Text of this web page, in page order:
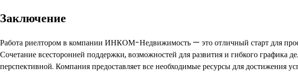
Заключение
Работа риелтором в компании ИНКОМ-Недвижимость — это отличный старт для
Сочетание всесторонней поддержки, возможностей для развития и гибкого графика
перспективной. Компания предоставляет все необходимые ресурсы для достижения